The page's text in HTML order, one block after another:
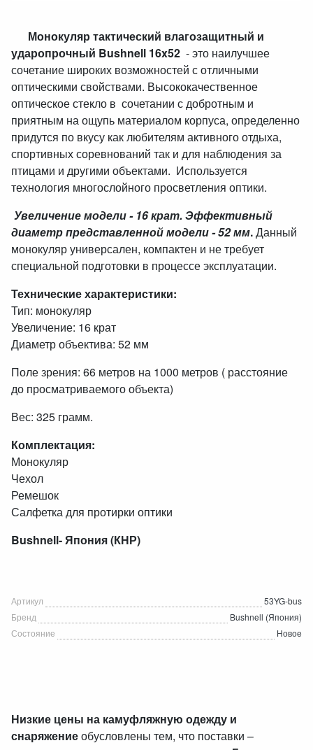
Монокуляр тактический влагозащитный и
ударопрочный Bushnell 16x52 - это наилучшее
сочетание широких возможностей с отличными
оптическими свойствами. Высококачественное
оптическое стекло в сочетании с добротным и
приятным на ощупь материалом корпуса, определенно
придутся по вкусу как любителям активного отдыха,
спортивных соревнований так и для наблюдения за
птицами и другими объектами. Используется
технология многослойного просветления оптики.
Увеличение модели - 16 крат. Эффективный
диаметр представленной модели - 52 мм.Данный
монокуляр универсален, компактен и не требует
специальной подготовки в процессе эксплуатации.
Технические характеристики:
Тип: монокуляр
Увеличение: 16 крат
Диаметр объектива: 52 мм
Поле зрения: 66 метров на 1000 метров ( расстояние
до просматриваемого объекта)
Вес: 325 грамм.
Комплектация:
Монокуляр
Чехол
Ремешок
Салфетка для протирки оптики
Bushnell- Япония (КНР)
Артикул
53YG-bus
Бренд
Bushnell (Япония)
Состояние
Новое
Низкие цены на камуфляжную одежду и
снаряжениеобусловлены тем, что поставки –